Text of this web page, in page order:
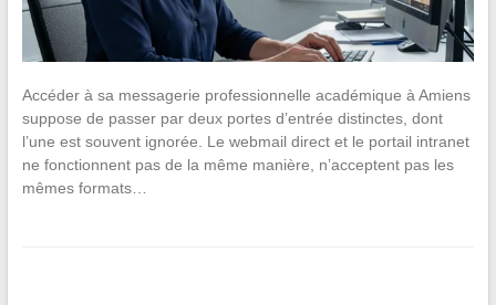
Accéder à sa messagerie professionnelle académique à Amiens
suppose de passer par deux portes d’entrée distinctes, dont
l’une est souvent ignorée. Le webmail direct et le portail intranet
ne fonctionnent pas de la même manière, n’acceptent pas les
mêmes formats…